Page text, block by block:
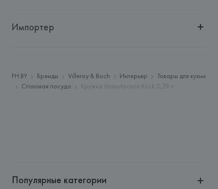
Импортер
Адрес:
Республика Беларусь, 220035, г. Минск, ул.
Тимирязева, 72A
FH.BY Бренды Villeroy & Boch Интерьер
Товары для кухни
Столовая посуда
Кружка Manufacture Rock 0,29 л
Популярные категории